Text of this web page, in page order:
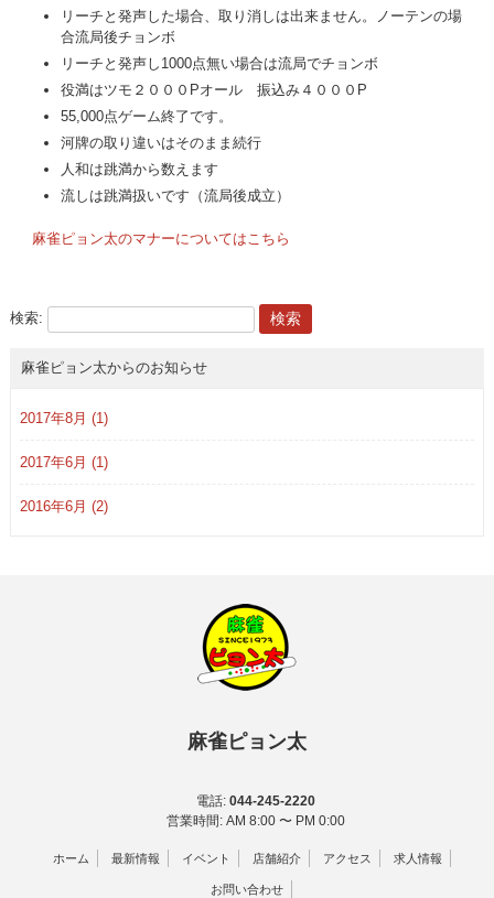
リーチと発声した場合、取り消しは出来ません。ノーテンの場
合流局後チョンボ
リーチと発声し1000点無い場合は流局でチョンボ
役満はツモ２０００Pオール 振込み４０００P
55,000点ゲーム終了です。
河牌の取り違いはそのまま続行
人和は跳満から数えます
流しは跳満扱いです（流局後成立）
麻雀ピョン太のマナーについてはこちら
検索:
麻雀ピョン太からのお知らせ
2017年8月 (1)
2017年6月 (1)
2016年6月 (2)
麻雀ピョン太
電話:044-245-2220
営業時間: AM 8:00 〜 PM 0:00
ホーム 最新情報 イベント 店舗紹介 アクセス 求人情報
お問い合わせ